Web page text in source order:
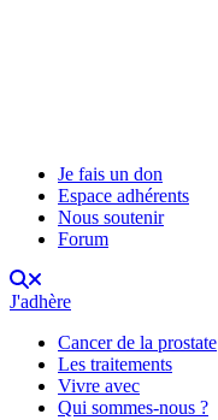
Je fais un don
Espace adhérents
Nous soutenir
Forum
J'adhère
Cancer de la prostate
Les traitements
Vivre avec
Qui sommes-nous ?